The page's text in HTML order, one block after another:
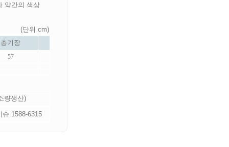
약간의 색상
(단위 cm)
총기장
57
량생산)
슈 1588-6315